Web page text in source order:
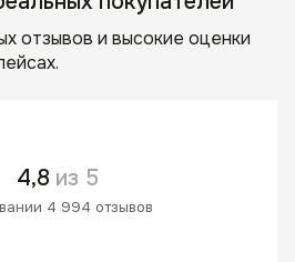
отзывов и высокие оценки
4,8 из 5
4 994 отзывов